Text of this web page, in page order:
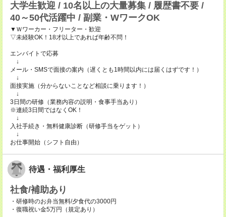
大学生歓迎 / 10名以上の大量募集 / 履歴書不要 /
40～50代活躍中 / 副業・WワークOK
▼Ｗワーカー・フリーター・歓迎
▽未経験OK！18才以上であれば年齢不問！
エンバイトで応募
↓
メール・SMSで面接の案内（遅くとも1時間以内には届くはずです！）
↓
面接実施（分からないことなど相談に乗ります！）
↓
3日間の研修（業務内容の説明・食事手当あり）
※連続3日間ではなくOK！
↓
入社手続き・無料健康診断（研修手当をゲット）
↓
お仕事開始（シフト自由）
待遇・福利厚生
社食/補助あり
・研修時のお弁当無料/夕食代の3000円
・復職祝い金5万円（規定あり）